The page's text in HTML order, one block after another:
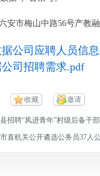
安市梅山中路56号产教
公司应聘人员信
司招聘需求.pdf
收藏 邀请
招聘“凤进青年”村级后备干
直机关公开遴选公务员37人